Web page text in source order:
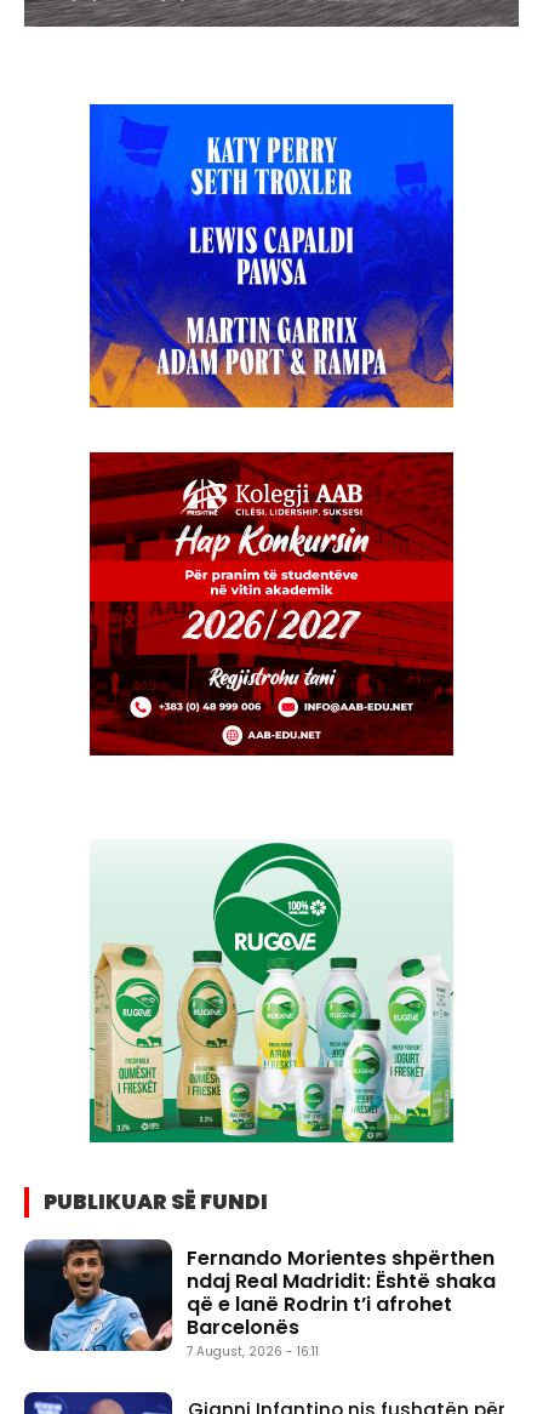
PUBLIKUAR SË FUNDI
Fernando Morientes shpërthen
ndaj Real Madridit: Është shaka
që e lanë Rodrin t’i afrohet
Barcelonës
7 August, 2026 - 16:11